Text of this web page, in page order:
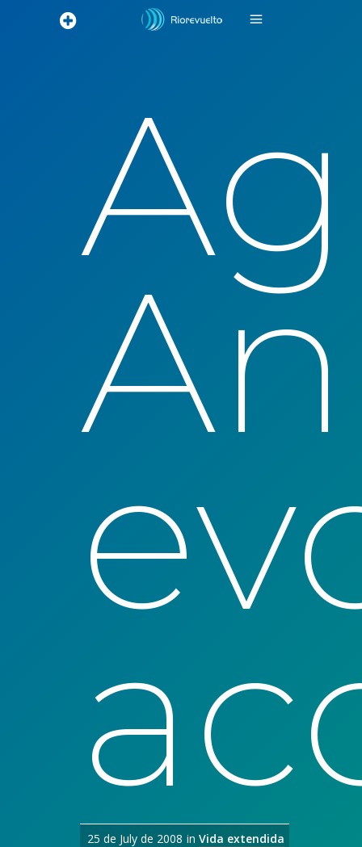
An
25 de July de 2008 in Vida extendida